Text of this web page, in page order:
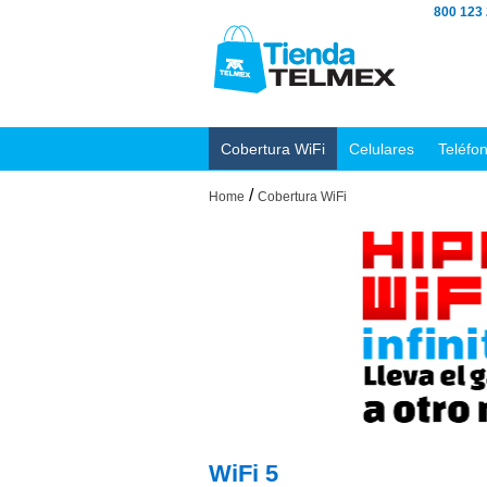
800 123
Cobertura WiFi Celulares
Home / Cobertura WiFi
WiFi 5